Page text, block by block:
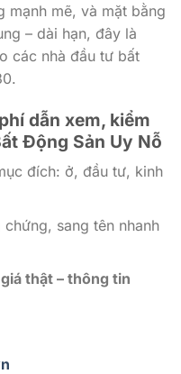
mạnh mẽ, và mặt bằng
– dài hạn, đây là
các nhà đầu tư bất
dẫn xem, kiểm
Động Sản Uy Nỗ
đích: ở, đầu tư, kinh
sang tên nhanh
thật – thông tin